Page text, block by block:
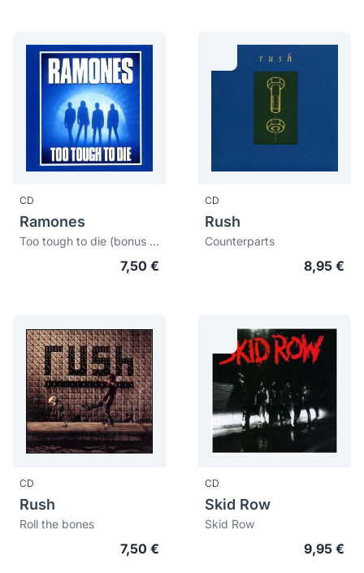
CD
Ramones
Too tough to die (bonus tracks)
7,50 €
CD
Rush
Counterparts
8,95 €
CD
Rush
Roll the bones
7,50 €
CD
Skid Row
Skid Row
9,95 €